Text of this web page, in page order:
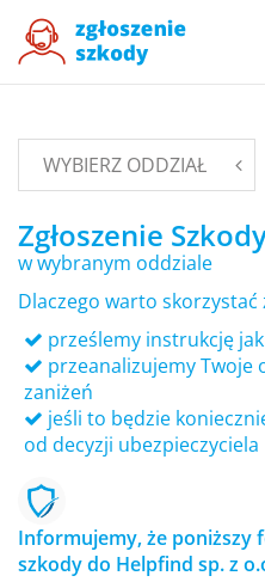
WYBIERZ ODDZIAŁ
Zgłoszenie
w wybranym oddziale
Dlaczego warto
prześlemy instrukcję
przeanalizujemy Twoje
zaniżeń
jeśli to będzie
od decyzji ubezpieczyciela
Informujemy, że poniższy
szkody do Helpfind sp. z